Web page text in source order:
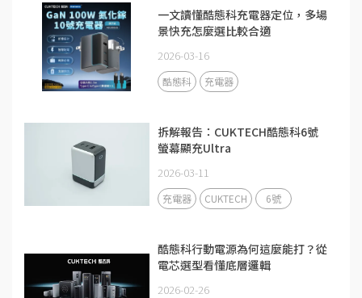
一文讀懂酷態科充電器定位，多場
景快充怎麼選比較合適
2026-03-16
酷態科 充電器
拆解報告：CUKTECH酷態科6號
螢幕顯充Ultra
2026-03-11
充電器 CUKTECH 6號
酷態科行動電源為何這麼能打？從
電芯選型看懂底層邏輯
2026-02-26